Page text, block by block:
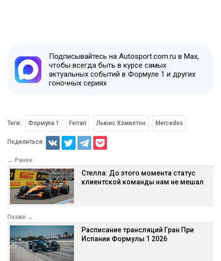
Подписывайтесь на Autosport.com.ru в Max,
чтобы всегда быть в курсе самых
актуальных событий в Формуле 1 и других
гоночных сериях
Теги: Формула 1 Ferrari Льюис Хэмилтон Mercedes
Поделиться:
← Ранее
Стелла: До этого момента статус
клиентской команды нам не мешал
Позже →
Расписание трансляций Гран При
Испании Формулы 1 2026